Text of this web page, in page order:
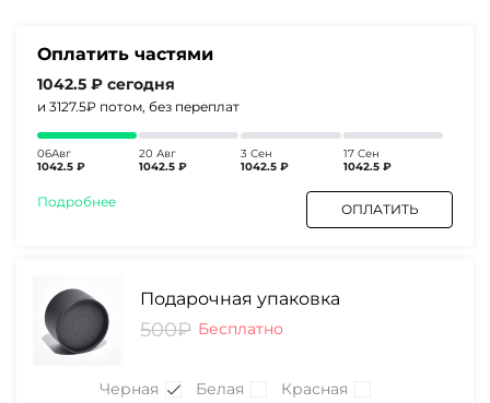
Оплатить частями
1042.5 ₽ сегодня
и 3127.5₽ потом, без переплат
06Авг
1042.5 ₽
20 Авг
1042.5 ₽
3 Сен
1042.5 ₽
17 Сен
1042.5 ₽
Подробнее ОПЛАТИТЬ
Подарочная упаковка
500₽ Бесплатно
Черная Белая Красная